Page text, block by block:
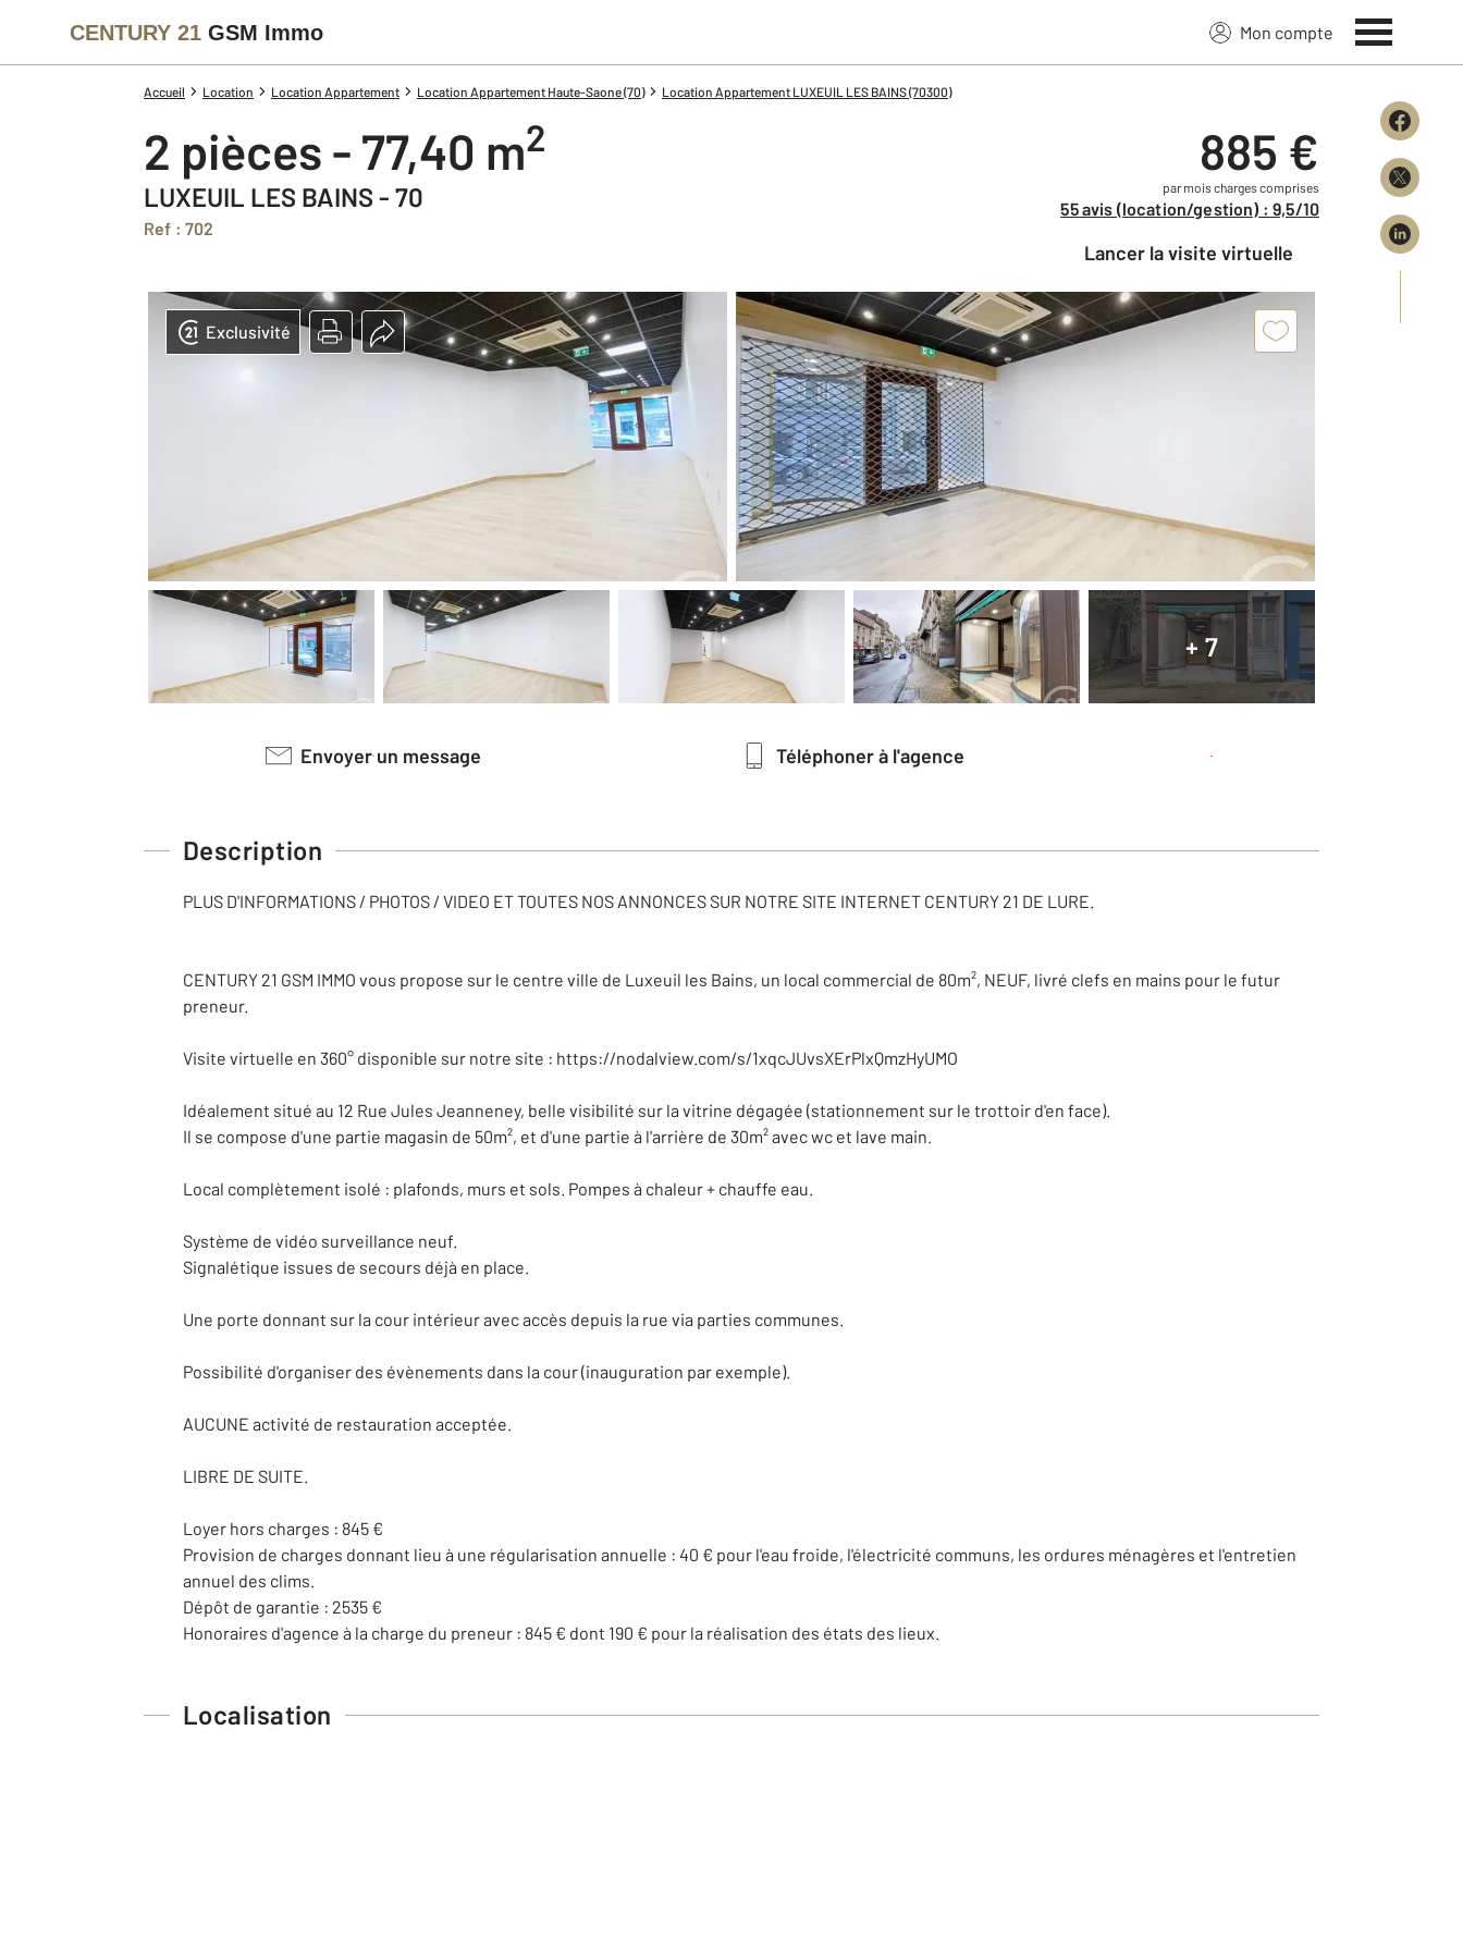
CENTURY 21 GSM Immo Mon compte
Accueil Location Location Appartement Location Appartement Haute-Saone (70) Location Appartement LUXEUIL LES BAINS (70300)
2 pièces - 77,40 m2
LUXEUIL LES BAINS - 70
Ref : 702
885 €
par mois charges comprises
55 avis (location/gestion) : 9,5/10
Lancer la visite virtuelle
+ 7
Exclusivité
Envoyer un message Téléphoner à l'agence
Description
PLUS D'INFORMATIONS / PHOTOS / VIDEO ET TOUTES NOS ANNONCES SUR NOTRE SITE INTERNET CENTURY 21 DE LURE.
CENTURY 21 GSM IMMO vous propose sur le centre ville de Luxeuil les Bains, un local commercial de 80m², NEUF, livré clefs en mains pour le futur
preneur.
Visite virtuelle en 360° disponible sur notre site : https://nodalview.com/s/1xqcJUvsXErPlxQmzHyUMO
Idéalement situé au 12 Rue Jules Jeanneney, belle visibilité sur la vitrine dégagée (stationnement sur le trottoir d'en face).
Il se compose d'une partie magasin de 50m², et d'une partie à l'arrière de 30m² avec wc et lave main.
Local complètement isolé : plafonds, murs et sols. Pompes à chaleur + chauffe eau.
Système de vidéo surveillance neuf.
Signalétique issues de secours déjà en place.
Une porte donnant sur la cour intérieur avec accès depuis la rue via parties communes.
Possibilité d'organiser des évènements dans la cour (inauguration par exemple).
AUCUNE activité de restauration acceptée.
LIBRE DE SUITE.
Loyer hors charges : 845 €
Provision de charges donnant lieu à une régularisation annuelle : 40 € pour l'eau froide, l'électricité communs, les ordures ménagères et l'entretien
annuel des clims.
Dépôt de garantie : 2535 €
Honoraires d'agence à la charge du preneur : 845 € dont 190 € pour la réalisation des états des lieux.
Localisation